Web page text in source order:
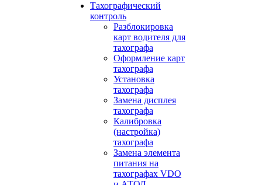
Тахографический
контроль
Разблокировка
карт водителя для
тахографа
Оформление карт
тахографа
Установка
тахографа
Замена дисплея
тахографа
Калибровка
(настройка)
тахографа
Замена элемента
питания на
тахографах VDO